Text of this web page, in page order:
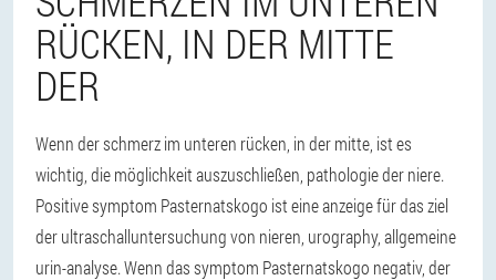
RÜCKEN, IN DER MITTE
DER
Wenn der schmerz im unteren rücken, in der mitte, ist es
wichtig, die möglichkeit auszuschließen, pathologie der niere.
Positive symptom Pasternatskogo ist eine anzeige für das ziel
der ultraschalluntersuchung von nieren, urography, allgemeine
urin-analyse. Wenn das symptom Pasternatskogo negativ, der